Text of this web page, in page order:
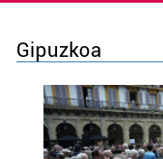
Gipuzkoa